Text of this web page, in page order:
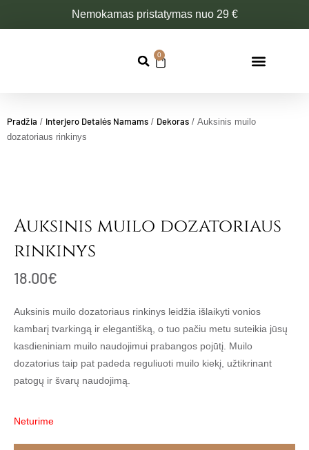
Nemokamas pristatymas nuo 29 €
0
Cart
Pradžia / Interjero Detalės Namams / Dekoras / Auksinis muilo
dozatoriaus rinkinys
Auksinis muilo dozatoriaus
rinkinys
18.00€
Auksinis muilo dozatoriaus rinkinys leidžia išlaikyti vonios
kambarį tvarkingą ir elegantišką, o tuo pačiu metu suteikia jūsų
kasdieniniam muilo naudojimui prabangos pojūtį. Muilo
dozatorius taip pat padeda reguliuoti muilo kiekį, užtikrinant
patogų ir švarų naudojimą.
Neturime